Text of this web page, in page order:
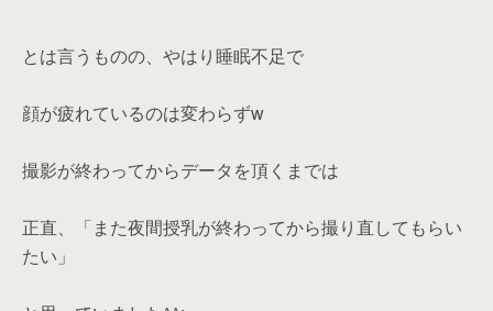
とは言うものの、やはり睡眠不足で
顔が疲れているのは変わらずw
撮影が終わってからデータを頂くまでは
正直、「また夜間授乳が終わってから撮り直してもらい
たい」